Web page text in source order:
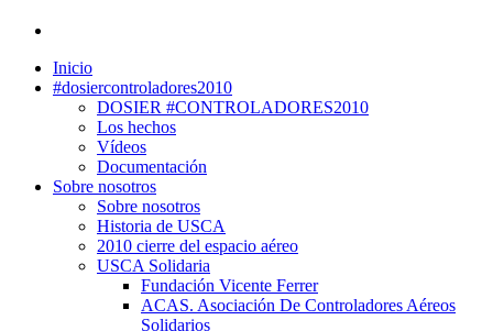
Inicio
#dosiercontroladores2010
DOSIER #CONTROLADORES2010
Los hechos
Vídeos
Documentación
Sobre nosotros
Sobre nosotros
Historia de USCA
2010 cierre del espacio aéreo
USCA Solidaria
Fundación Vicente Ferrer
ACAS. Asociación De Controladores Aéreos
Solidarios